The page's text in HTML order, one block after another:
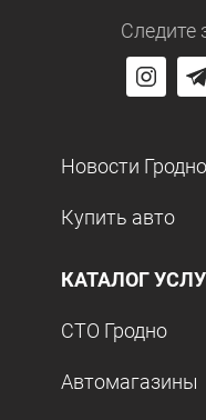
Следите
Новости Гродно
Купить авто
КАТАЛОГ
СТО Гродно
Автомагазины